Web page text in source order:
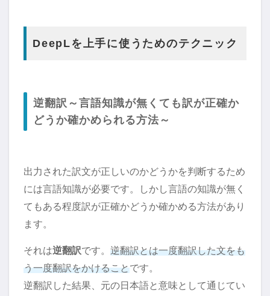
DeepLを上手に使うためのテクニック
逆翻訳～言語知識が無くても訳が正確か
どうか確かめられる方法～
出力された訳文が正しいのかどうかを判断するため
には言語知識が必要です。しかし言語の知識が無く
てもある程度訳が正確かどうか確かめる方法があり
ます。
それは逆翻訳です。 逆翻訳とは一度翻訳した文をも
う一度翻訳をかけることです。
逆翻訳した結果、元の日本語と意味として通じてい